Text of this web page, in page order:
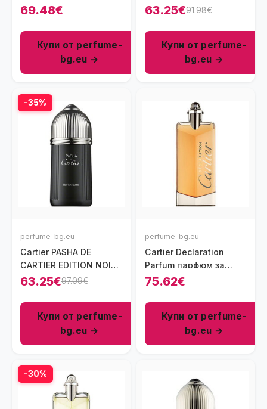
мъже 50 мл - EXDP
69.48€
Купи от perfume-
bg.eu →
63.25€91.98€
Купи от perfume-
bg.eu →
-35%
perfume-bg.eu
Cartier PASHA DE
CARTIER EDITION NOIRE
парфюм за мъже 100
63.25€97.09€
Купи от perfume-
bg.eu →
perfume-bg.eu
Cartier Declaration
Parfum парфюм за
мъже 50 мл - EDP
75.62€
Купи от perfume-
bg.eu →
-30%